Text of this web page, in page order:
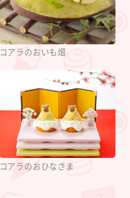
コアラのおいも畑
コアラのおひなさま